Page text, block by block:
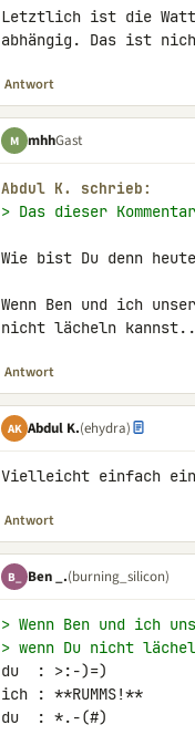
Letztlich ist die
abhängig. Das ist
Antwort
M mhhGast
Abdul K. schrieb:
> Das dieser
Wie bist Du denn
Wenn Ben und ich
nicht lächeln
Antwort
AK Abdul K.(ehydra)
Vielleicht einfach ein
Antwort
B_ Ben _.(burning_silicon)
> Wenn Ben und ich
> wenn Du nicht
du  : >:-)=)
ich : **RUMMS!**
du  : *.-(#)